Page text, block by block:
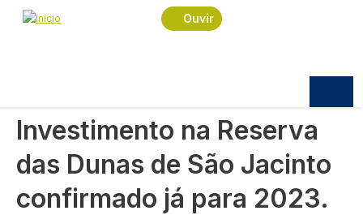
Passar para o conteúdo principal
Ouvir
Navegação estrutural
Início
Política
Investimento na Reserva das Dunas de São
Investimento na Reserva
das Dunas de São Jacinto
confirmado já para 2023.